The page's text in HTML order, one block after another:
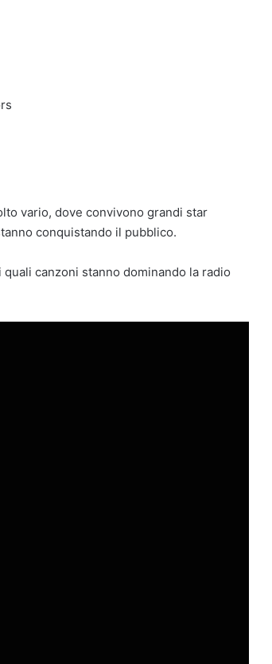
vario, dove convivono grandi star
conquistando il pubblico.
canzoni stanno dominando la radio